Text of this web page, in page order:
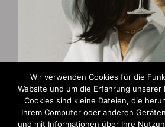
Zahlungsarten
Wir verwenden Cookies für die
Website und um die Erfahrung
Cookies sind kleine Dateien, die
Ihrem Computer oder anderen
und mit Informationen über Ihre